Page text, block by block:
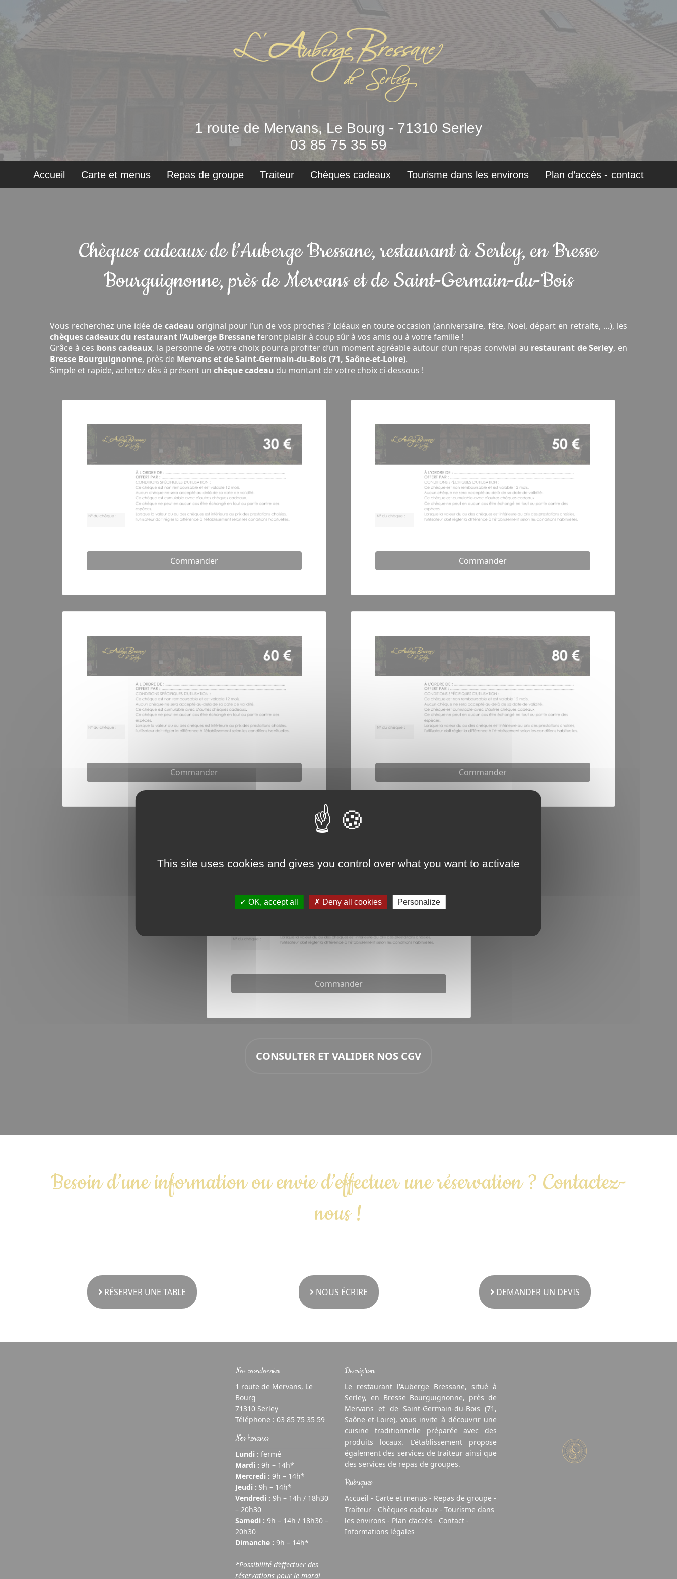
1 route de Mervans, Le Bourg - 71310 Serley
03 85 75 35 59
Accueil Carte et menus Repas de groupe Traiteur Chèques cadeaux Tourisme dans les environs Plan d’accès - contact
Chèques cadeaux de l’Auberge Bressane, restaurant à Serley, en Bresse
Bourguignonne, près de Mervans et de Saint-Germain-du-Bois
Vous recherchez une idée decadeau original pour l’un de vos proches ? Idéaux en toute occasion (anniversaire, fête, Noël, départ en retraite, ...), les
chèques cadeaux du restaurant l’Auberge Bressaneferont plaisir à coup sûr à vos amis ou à votre famille !
Grâce à ces bons cadeaux, la personne de votre choix pourra profiter d’un moment agréable autour d’un repas convivial au restaurant de Serley, en
Bresse Bourguignonne, près de Mervans et de Saint-Germain-du-Bois (71, Saône-et-Loire).
Simple et rapide, achetez dès à présent un chèque cadeau du montant de votre choix ci-dessous !
Commander Commander
Commander Commander
Commander
CONSULTER ET VALIDER NOS CGV
Besoin d’une information ou envie d’effectuer une réservation ? Contactez-
nous !
RÉSERVER UNE TABLE NOUS ÉCRIRE DEMANDER UN DEVIS
Nos coordonnées
1 route de Mervans, Le
Bourg
71310 Serley
Téléphone : 03 85 75 35 59
Nos horaires
Lundi : fermé
Mardi : 9h – 14h*
Mercredi : 9h – 14h*
Jeudi : 9h – 14h*
Vendredi : 9h – 14h / 18h30
– 20h30
Samedi : 9h – 14h / 18h30 –
20h30
Dimanche : 9h – 14h*
*Possibilité d’effectuer des
réservations pour le mardi
Description
Le restaurant l'Auberge Bressane, situé à
Serley, en Bresse Bourguignonne, près de
Mervans et de Saint-Germain-du-Bois (71,
Saône-et-Loire), vous invite à découvrir une
cuisine traditionnelle préparée avec des
produits locaux. L'établissement propose
également des services de traiteur ainsi que
des services de repas de groupes.
Rubriques
Accueil - Carte et menus - Repas de groupe -
Traiteur - Chèques cadeaux - Tourisme dans
les environs - Plan d’accès - Contact -
Informations légales
This site uses cookies and gives you control over what you want to activate
OK, accept all Deny all cookies Personalize